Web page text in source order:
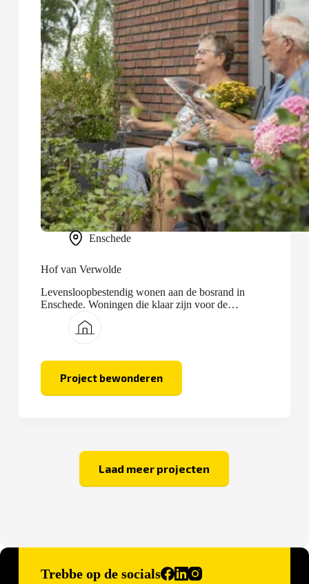
Enschede
Hof van Verwolde
Levensloopbestendig wonen aan de bosrand in
Enschede. Woningen die klaar zijn voor de
toekomst.
Project bewonderen
Hof
van
Laad meer projecten
Trebbe op de socials